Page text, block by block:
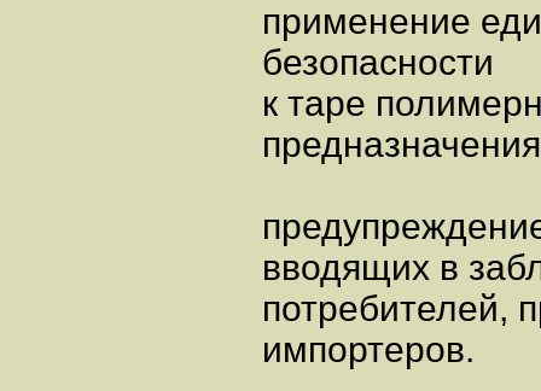
применение
безопасности
к таре
вводящих в
потребителей,
импортеров.